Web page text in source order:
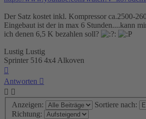
Der Satz kostet inkl. Kompressor ca.2500-
Eingebaut ist der in max 6 Stunden....kann
ich denen 6,5 K bezahlen soll?
Lustig Lustig
Sprinter 516 4x4 Alkoven
Antworten
Anzeigen:
Sortiere nach:
Richtung: